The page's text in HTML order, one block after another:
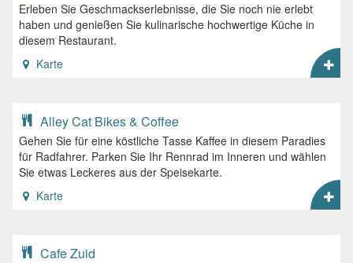
Erleben Sie Geschmackserlebnisse, die Sie noch nie erlebt
haben und genießen Sie kulinarische hochwertige Küche in
diesem Restaurant.
Karte
Alley Cat Bikes & Coffee
Gehen Sie für eine köstliche Tasse Kaffee in diesem Paradies
für Radfahrer. Parken Sie Ihr Rennrad im Inneren und wählen
Sie etwas Leckeres aus der Speisekarte.
Karte
Cafe Zuid